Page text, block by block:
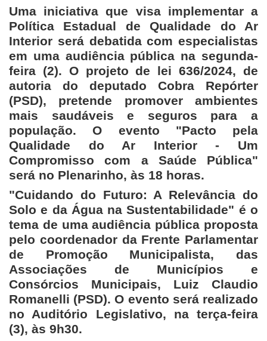
Uma iniciativa que visa implementar a
Política Estadual de Qualidade do Ar
Interior será debatida com especialistas
em uma audiência pública na segunda-
feira (2). O projeto de lei 636/2024, de
autoria do deputado Cobra Repórter
(PSD), pretende promover ambientes
mais saudáveis e seguros para a
população. O evento "Pacto pela
Qualidade do Ar Interior - Um
Compromisso com a Saúde Pública"
será no Plenarinho, às 18 horas.
"Cuidando do Futuro: A Relevância do
Solo e da Água na Sustentabilidade" é o
tema de uma audiência pública proposta
pelo coordenador da Frente Parlamentar
de Promoção Municipalista, das
Associações de Municípios e
Consórcios Municipais, Luiz Claudio
Romanelli (PSD). O evento será realizado
no Auditório Legislativo, na terça-feira
(3), às 9h30.